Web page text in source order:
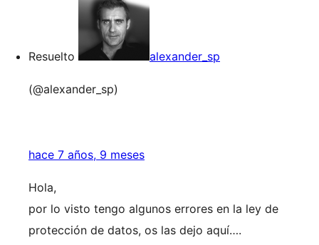
Resuelto alexander_sp
(@alexander_sp)
hace 7 años, 9 meses
Hola,
por lo visto tengo algunos errores en la ley de
protección de datos, os las dejo aquí….